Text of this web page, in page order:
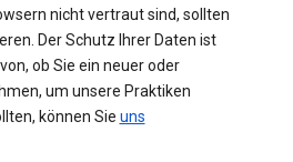
nicht vertraut sind, sollten
Der Schutz Ihrer Daten ist
ob Sie ein neuer oder
um unsere Praktiken
können Sie uns